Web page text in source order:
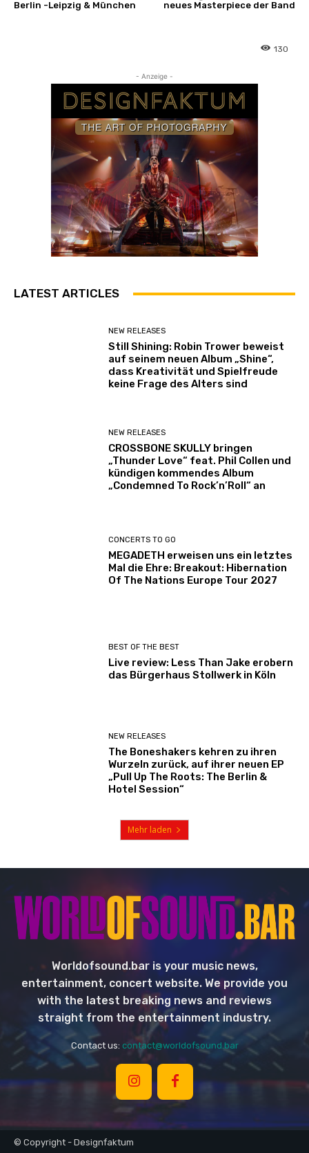
Berlin -Leipzig & München
neues Masterpiece der Band
130
- Anzeige -
LATEST ARTICLES
NEW RELEASES
Still Shining: Robin Trower beweist
auf seinem neuen Album „Shine“,
dass Kreativität und Spielfreude
keine Frage des Alters sind
NEW RELEASES
CROSSBONE SKULLY bringen
„Thunder Love“ feat. Phil Collen und
kündigen kommendes Album
„Condemned To Rock’n’Roll“ an
CONCERTS TO GO
MEGADETH erweisen uns ein letztes
Mal die Ehre: Breakout: Hibernation
Of The Nations Europe Tour 2027
BEST OF THE BEST
Live review: Less Than Jake erobern
das Bürgerhaus Stollwerk in Köln
NEW RELEASES
The Boneshakers kehren zu ihren
Wurzeln zurück, auf ihrer neuen EP
„Pull Up The Roots: The Berlin &
Hotel Session“
Mehr laden
Worldofsound.bar is your music news,
entertainment, concert website. We provide you
with the latest breaking news and reviews
straight from the entertainment industry.
Contact us: contact@worldofsound.bar
© Copyright - Designfaktum